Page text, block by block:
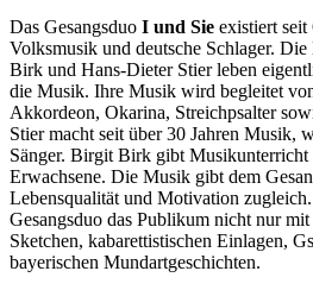
Das Gesangsduo I und Sie existiert seit
Volksmusik und deutsche Schlager.
Birk und Hans-Dieter Stier leben
die Musik. Ihre Musik wird begleitet
Akkordeon, Okarina, Streichpsalter
Stier macht seit über 30 Jahren Musik,
Sänger. Birgit Birk gibt
Erwachsene. Die Musik gibt dem
Lebensqualität und Motivation
Gesangsduo das Publikum nicht nur
Sketchen, kabarettistischen Einlagen,
bayerischen Mundartgeschichten.